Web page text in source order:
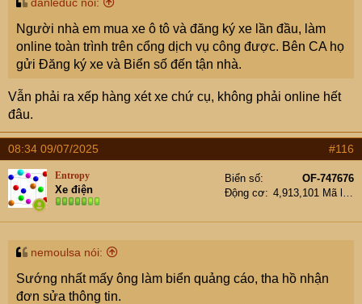
Người nhà em mua xe ô tô và đăng ký xe lần đầu, làm
online toàn trình trên cổng dịch vụ công được. Bên CA họ
gửi Đăng ký xe và Biển số đến tận nhà.
Vẫn phải ra xếp hàng xét xe chứ cụ, không phải online hết
đâu.
08:34 09/07/2025 #116
Entropy
Xe điện
Biển số
OF-747676
Động cơ
4,913,101 Mã lực
nemoulsa nói:
Sướng nhất mấy ông làm biển quảng cáo, tha hồ nhận
đơn sửa thông tin.